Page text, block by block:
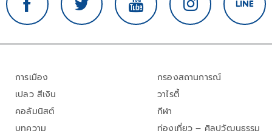
การเมือง
เปลว สีเงิน
คอลัมนิสต์
บทความ
กรองสถานการณ์
วาไรตี้
กีฬา
ท่องเที่ยว – ศิลปวัฒนธรรม